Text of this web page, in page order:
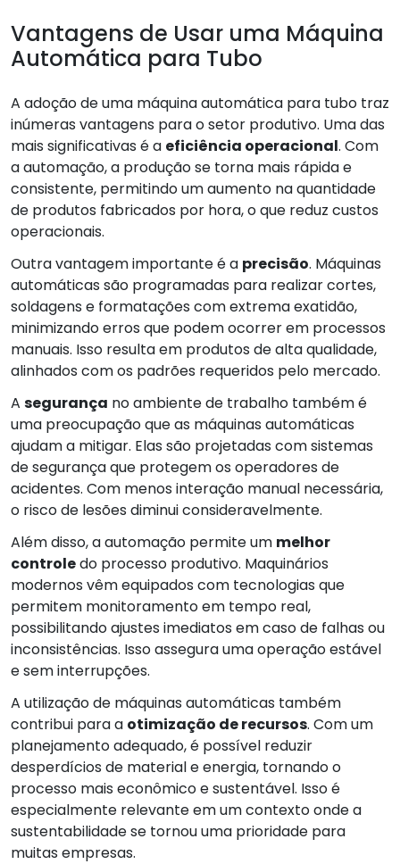
Vantagens de Usar uma Máquina
Automática para Tubo
A adoção de uma máquina automática para tubo traz
inúmeras vantagens para o setor produtivo. Uma das
mais significativas é a eficiência operacional. Com
a automação, a produção se torna mais rápida e
consistente, permitindo um aumento na quantidade
de produtos fabricados por hora, o que reduz custos
operacionais.
Outra vantagem importante é a precisão. Máquinas
automáticas são programadas para realizar cortes,
soldagens e formatações com extrema exatidão,
minimizando erros que podem ocorrer em processos
manuais. Isso resulta em produtos de alta qualidade,
alinhados com os padrões requeridos pelo mercado.
A segurança no ambiente de trabalho também é
uma preocupação que as máquinas automáticas
ajudam a mitigar. Elas são projetadas com sistemas
de segurança que protegem os operadores de
acidentes. Com menos interação manual necessária,
o risco de lesões diminui consideravelmente.
Além disso, a automação permite um melhor
controledo processo produtivo. Maquinários
modernos vêm equipados com tecnologias que
permitem monitoramento em tempo real,
possibilitando ajustes imediatos em caso de falhas ou
inconsistências. Isso assegura uma operação estável
e sem interrupções.
A utilização de máquinas automáticas também
contribui para a otimização de recursos. Com um
planejamento adequado, é possível reduzir
desperdícios de material e energia, tornando o
processo mais econômico e sustentável. Isso é
especialmente relevante em um contexto onde a
sustentabilidade se tornou uma prioridade para
muitas empresas.